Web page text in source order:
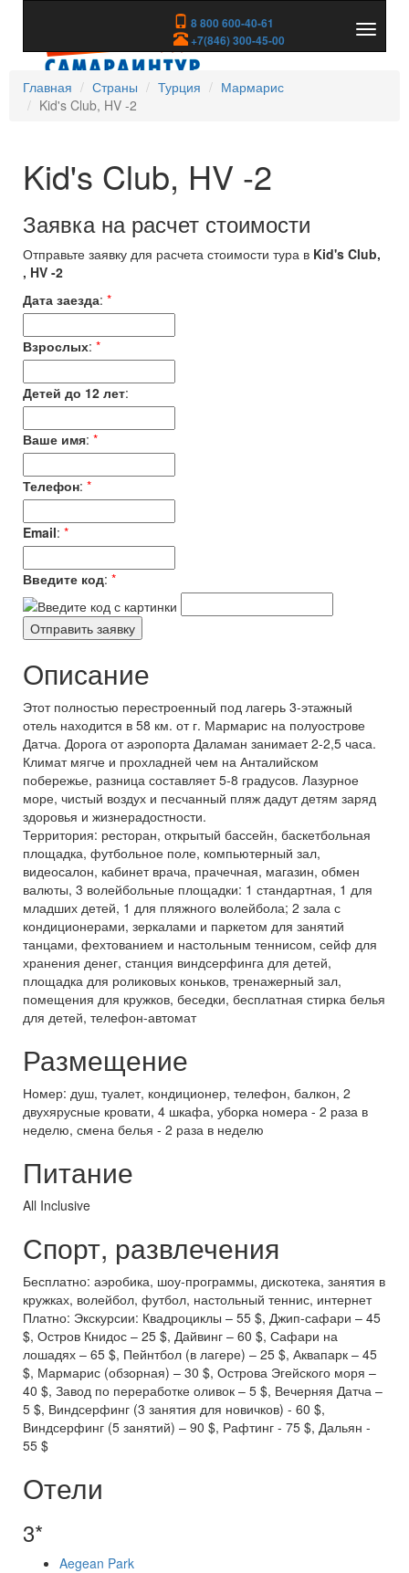
8 800 600-40-61
+7(846) 300-45-00
скрыть
Главная
Страны Турция
Мармарис
Kid's Club, HV -2
Kid's Club, HV -2
Заявка на расчет стоимости
Отправьте заявку для расчета стоимости тура в Kid's Club,
, HV -2
Дата заезда: *
Взрослых: *
Детей до 12 лет:
Ваше имя: *
Телефон: *
Email: *
Введите код: *
Описание
Этот полностью перестроенный под лагерь 3-этажный
отель находится в 58 км. от г. Мармарис на полуострове
Датча. Дорога от аэропорта Даламан занимает 2-2,5 часа.
Климат мягче и прохладней чем на Анталийском
побережье, разница составляет 5-8 градусов. Лазурное
море, чистый воздух и песчанный пляж дадут детям заряд
здоровья и жизнерадостности.
Территория: ресторан, открытый бассейн, баскетбольная
площадка, футбольное поле, компьютерный зал,
видеосалон, кабинет врача, прачечная, магазин, обмен
валюты, 3 волейбольные площадки: 1 стандартная, 1 для
младших детей, 1 для пляжного волейбола; 2 зала с
кондиционерами, зеркалами и паркетом для занятий
танцами, фехтованием и настольным теннисом, сейф для
хранения денег, станция виндсерфинга для детей,
площадка для роликовых коньков, тренажерный зал,
помещения для кружков, беседки, бесплатная стирка белья
для детей, телефон-автомат
Размещение
Номер: душ, туалет, кондиционер, телефон, балкон, 2
двухярусные кровати, 4 шкафа, уборка номера - 2 раза в
неделю, смена белья - 2 раза в неделю
Питание
All Inclusive
Спорт, развлечения
Бесплатно: аэробика, шоу-программы, дискотека, занятия в
кружках, волейбол, футбол, настольный теннис, интернет
Платно: Экскурсии: Квадроциклы – 55 $, Джип-сафари – 45
$, Остров Книдос – 25 $, Дайвинг – 60 $, Сафари на
лошадях – 65 $, Пейнтбол (в лагере) – 25 $, Аквапарк – 45
$, Мармарис (обзорная) – 30 $, Острова Эгейского моря –
40 $, Завод по переработке оливок – 5 $, Вечерняя Датча –
5 $, Виндсерфинг (3 занятия для новичков) - 60 $,
Виндсерфинг (5 занятий) – 90 $, Рафтинг - 75 $, Дальян -
55 $
Отели
3*
Aegean Park